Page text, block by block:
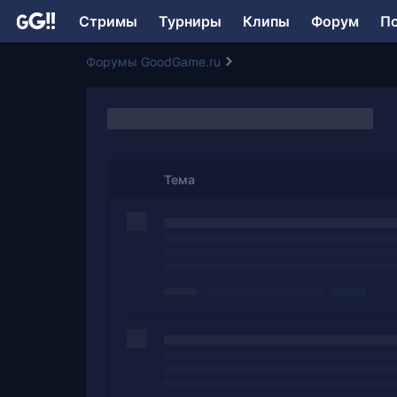
Стримы Турниры Клипы Форум
Форумы GoodGame.ru
Тема